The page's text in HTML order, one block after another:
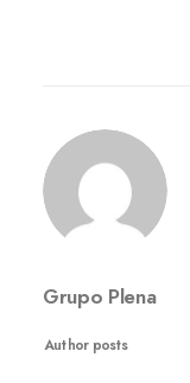
Grupo Plena
Author posts